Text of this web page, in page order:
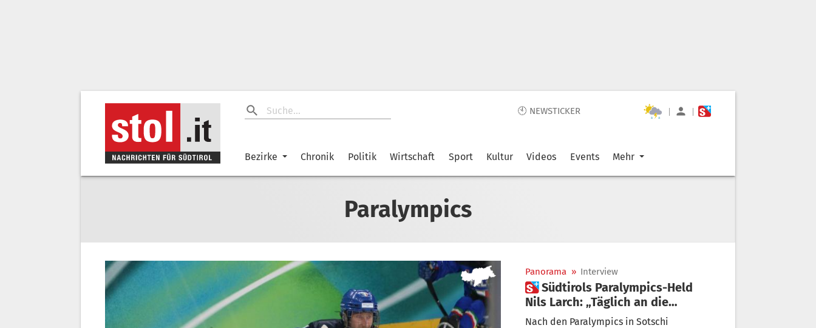
🕙 NEWSTICKER | |
Bezirke Chronik Politik Wirtschaft Sport Kultur Videos Events Mehr
Paralympics
Panorama » Interview
 Südtirols Paralympics-Held
Nils Larch: „Täglich an die
Grenzen gehen“
Nach den Paralympics in Sotschi